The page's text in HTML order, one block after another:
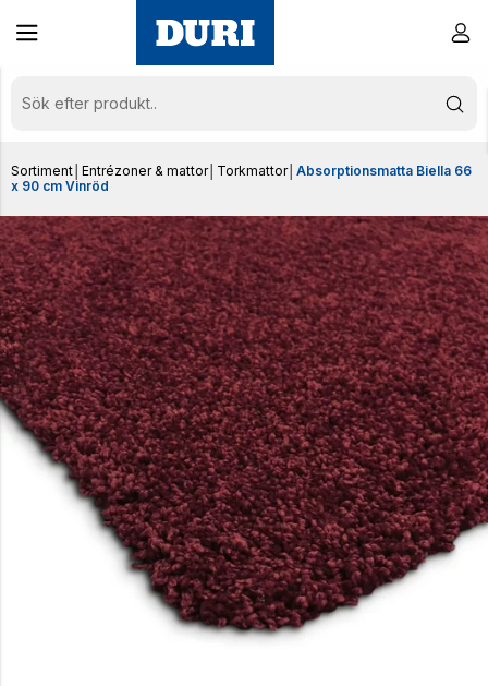
Sortiment Entrézoner & mattor│ Torkmattor│ Absorptionsmatta Biella 66
x 90 cm Vinröd